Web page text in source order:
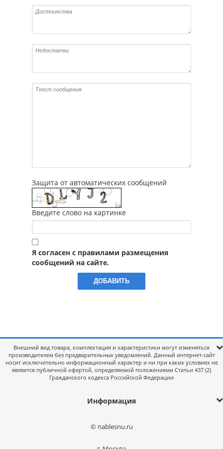
Защита от автоматических сообщений
Введите слово на картинке
Я согласен с правилами размещения
сообщений на сайте.
Внешний вид товара, комплектация и характеристики могут изменяться
производителем без предварительных уведомлений. Данный интернет-сайт
носит исключительно информационный характер и ни при каких условиях не
является публичной офертой, определяемой положениями Статьи 437 (2)
Гражданского кодекса Российской Федерации
Информация
© nablesnu.ru